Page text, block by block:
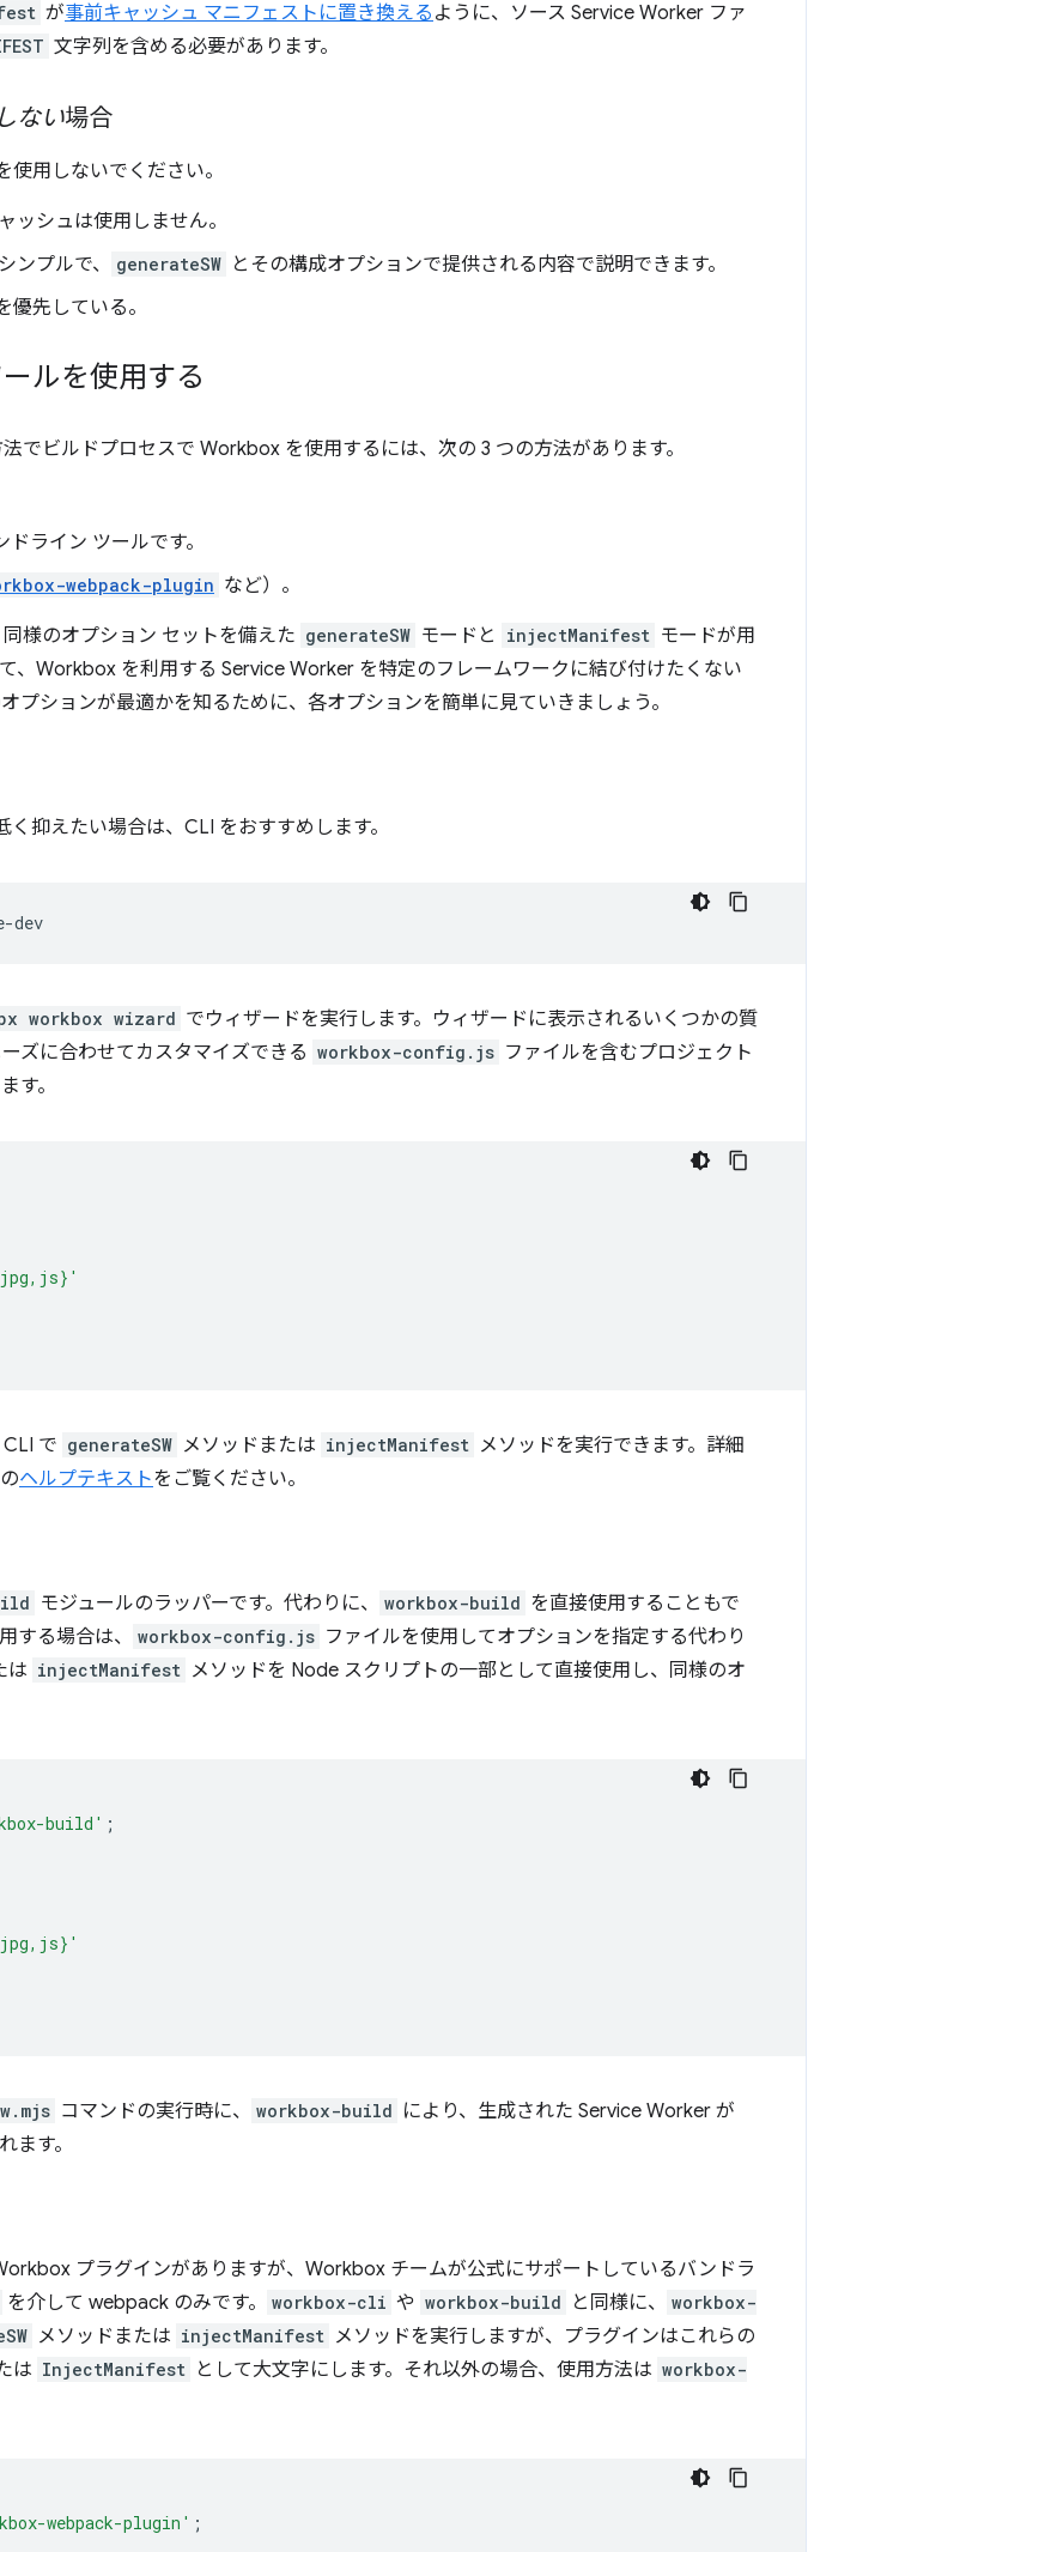
が事前キャッシュ マニフェストに置き換える ように、ソース Service Worker ファ
文字列を含める必要があります。
しない場合
使用しないでください。
ッシュは使用しません。
ンプルで、
generateSW とその構成オプションで提供される内容で説明できます。
先している。
ルを使用する
でビルドプロセスで Workbox を使用するには、次の 3 つの方法があります。
ドライン ツールです。
webpack-plugin など）。
様のオプション セットを備えた generateSW モードと injectManifest モードが用
、Workbox を利用する Service Worker を特定のフレームワークに結び付けたくない
プションが最適かを知るために、各オプションを簡単に見ていきましょう。
抑えたい場合は、CLI をおすすめします。
workbox wizard でウィザードを実行します。ウィザードに表示されるいくつかの質
ズに合わせてカスタマイズできる workbox-config.js ファイルを含むプロジェクト
す。
で generateSW メソッドまたは injectManifest メソッドを実行できます。詳細
ヘルプテキストをご覧ください。
モジュールのラッパーです。代わりに、 workbox-build を直接使用することもで
する場合は、 workbox-config.js ファイルを使用してオプションを指定する代わり
は injectManifest メソッドを Node スクリプトの一部として直接使用し、同様のオ
build' ;
コマンドの実行時に、 workbox-build により、生成された Service Worker が
ます。
プラグインがありますが、Workbox チームが公式にサポートしているバンドラ
を介して webpack のみです。 workbox-cli や workbox-build と同様に、
workbox-
メソッドまたは injectManifest メソッドを実行しますが、プラグインはこれらの
は InjectManifest として大文字にします。それ以外の場合、使用方法は workbox-
webpack-plugin' ;